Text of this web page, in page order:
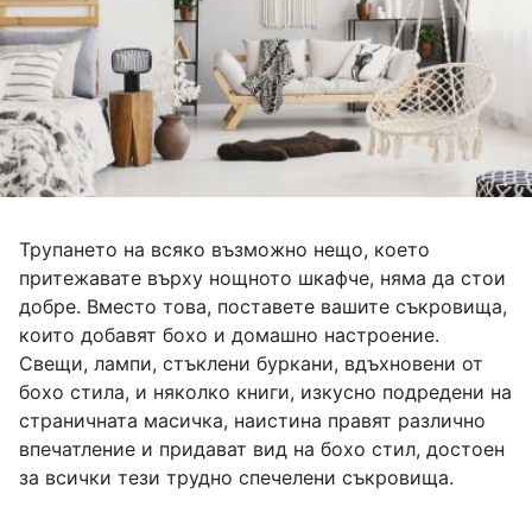
Трупането на всяко възможно нещо, което
притежавате върху нощното шкафче, няма да стои
добре. Вместо това, поставете вашите съкровища,
които добавят бохо и домашно настроение.
Свещи, лампи, стъклени буркани, вдъхновени от
бохо стила, и няколко книги, изкусно подредени на
страничната масичка, наистина правят различно
впечатление и придават вид на бохо стил, достоен
за всички тези трудно спечелени съкровища.